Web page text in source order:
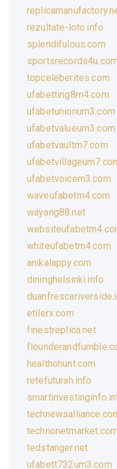
rezultate-loto.info
splendifulous.com
sportsrecords4u.com
topceleberites.com
ufabetting8m4.com
ufabetunionum3.com
ufabetvalueum3.com
ufabetvaultm7.com
ufabetvoicem3.com
waveufabetm4.com
wayang88.net
whiteufabetm4.com
anikalappy.com
dininghelsinki.info
etilerx.com
finestreplica.net
healthohunt.com
retefuturah.info
technonetmarket.com
tedstanger.net
ufabett732um3.com